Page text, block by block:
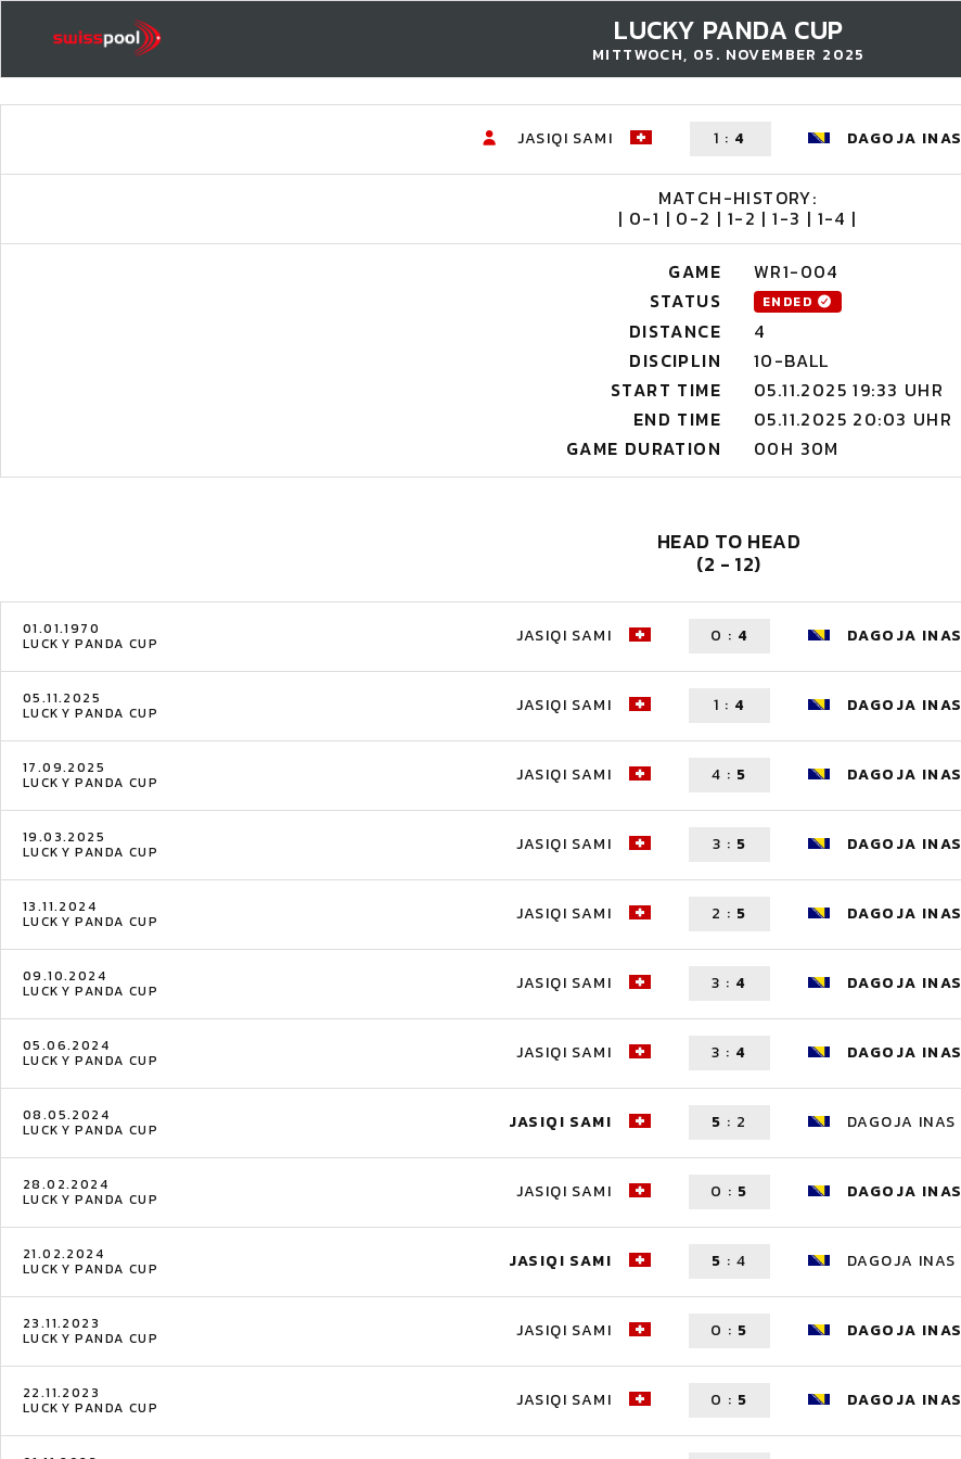
LUCKY PANDA CUP
MITTWOCH, 05. NOVEMBER 2025
JASIQI SAMI 1 : 4 DAGOJA INAS
MATCH-HISTORY:
| 0-1 | 0-2 | 1-2 | 1-3 | 1-4 |
GAME
WR1-004
STATUS
ENDED
DISTANCE
4
DISCIPLIN
10-BALL
START TIME
05.11.2025 19:33 UHR
END TIME
05.11.2025 20:03 UHR
GAME DURATION
00H 30M
HEAD TO HEAD
(2 - 12)
01.01.1970
LUCKY PANDA CUP JASIQI SAMI 0 : 4 DAGOJA INAS
05.11.2025
LUCKY PANDA CUP JASIQI SAMI 1 : 4 DAGOJA INAS
17.09.2025
LUCKY PANDA CUP JASIQI SAMI 4 : 5 DAGOJA INAS
19.03.2025
LUCKY PANDA CUP JASIQI SAMI 3 : 5 DAGOJA INAS
13.11.2024
LUCKY PANDA CUP JASIQI SAMI 2 : 5 DAGOJA INAS
09.10.2024
LUCKY PANDA CUP JASIQI SAMI 3 : 4 DAGOJA INAS
05.06.2024
LUCKY PANDA CUP JASIQI SAMI 3 : 4 DAGOJA INAS
08.05.2024
LUCKY PANDA CUP JASIQI SAMI 5 : 2 DAGOJA INAS
28.02.2024
LUCKY PANDA CUP JASIQI SAMI 0 : 5 DAGOJA INAS
21.02.2024
LUCKY PANDA CUP JASIQI SAMI 5 :4 DAGOJA INAS
23.11.2023
LUCKY PANDA CUP JASIQI SAMI 0 : 5 DAGOJA INAS
22.11.2023
LUCKY PANDA CUP JASIQI SAMI 0 : 5 DAGOJA INAS